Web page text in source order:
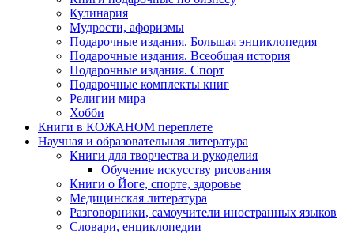
Кулинария
Мудрости, афоризмы
Подарочные издания. Большая энциклопедия
Подарочные издания. Всеобщая история
Подарочные издания. Спорт
Подарочные комплекты книг
Религии мира
Хобби
Книги в КОЖАНОМ переплете
Научная и образовательная литература
Книги для творчества и рукоделия
Обучение искусству рисования
Книги о Йоге, спорте, здоровье
Медицинская литература
Разговорники, самоучители иностранных языков
Словари, енциклопедии